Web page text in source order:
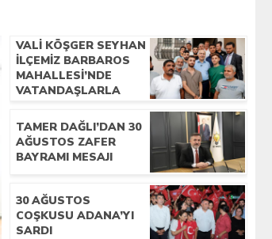
VALİ KÖŞGER SEYHAN
İLÇEMİZ BARBAROS
MAHALLESİ’NDE
VATANDAŞLARLA
TAMER DAĞLI’DAN 30
AĞUSTOS ZAFER
BAYRAMI MESAJI
30 AĞUSTOS
COŞKUSU ADANA’YI
SARDI